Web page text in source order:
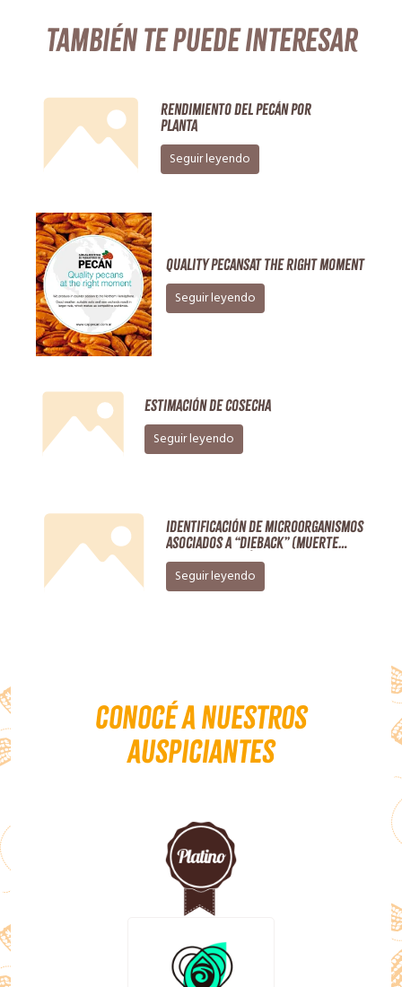
También te puede interesar
RENDIMIENTO DEL PECÁN POR
PLANTA
Seguir leyendo
Quality pecansat the right moment
Seguir leyendo
Estimación de Cosecha
Seguir leyendo
Identificación de microorganismos
asociados a “dieback” (Muerte
regresiva del ápice) en cultivos de
nuez Pecán
Seguir leyendo
Conocé a nuestros
auspiciantes